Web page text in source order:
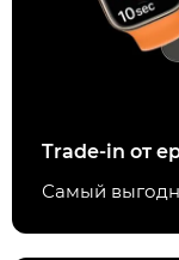
Trade-in от
Самый